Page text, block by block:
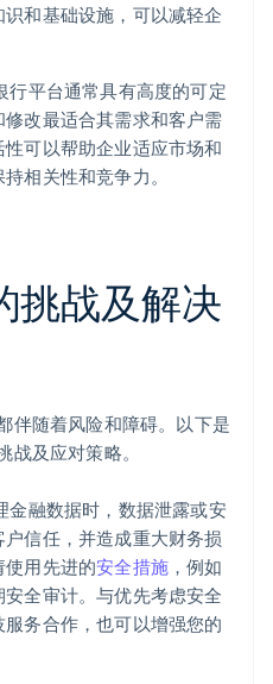
和基础设施，可以减轻企
行平台通常具有高度的可定
改最适合其需求和客户需
可以帮助企业适应市场和
相关性和竞争力。
挑战及解决
伴随着风险和障碍。以下是
及应对策略。
金融数据时，数据泄露或安
信任，并造成重大财务损
使用先进的安全措施 ，例如
全审计。与优先考虑安全
务合作，也可以增强您的